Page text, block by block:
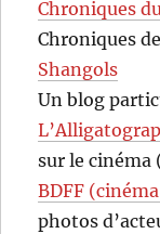
Chroniques
Chroniques
Shangols
Un blog
sur le cinéma
BDFF
photos